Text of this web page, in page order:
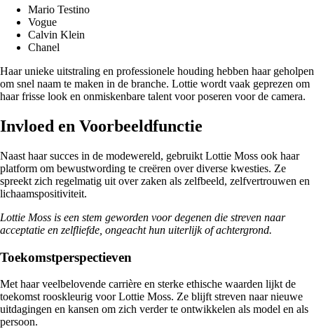
Mario Testino
Vogue
Calvin Klein
Chanel
Haar unieke uitstraling en professionele houding hebben haar geholpen
om snel naam te maken in de branche. Lottie wordt vaak geprezen om
haar frisse look en onmiskenbare talent voor poseren voor de camera.
Invloed en Voorbeeldfunctie
Naast haar succes in de modewereld, gebruikt Lottie Moss ook haar
platform om bewustwording te creëren over diverse kwesties. Ze
spreekt zich regelmatig uit over zaken als zelfbeeld, zelfvertrouwen en
lichaamspositiviteit.
Lottie Moss is een stem geworden voor degenen die streven naar
acceptatie en zelfliefde, ongeacht hun uiterlijk of achtergrond.
Toekomstperspectieven
Met haar veelbelovende carrière en sterke ethische waarden lijkt de
toekomst rooskleurig voor Lottie Moss. Ze blijft streven naar nieuwe
uitdagingen en kansen om zich verder te ontwikkelen als model en als
persoon.